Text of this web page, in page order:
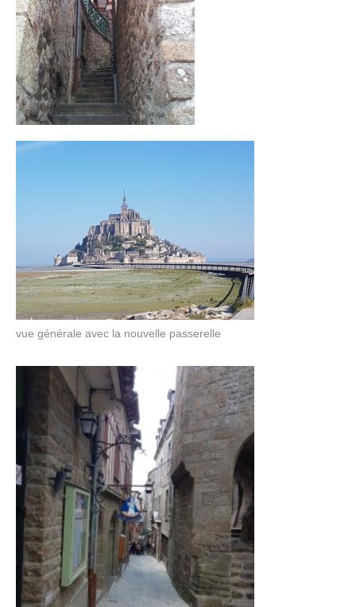
vue générale avec la nouvelle passerelle